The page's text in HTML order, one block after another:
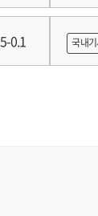
0.1 틀랜
국내